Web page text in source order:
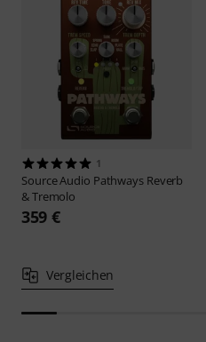
1
Source Audio Pathways Reverb
& Tremolo
359 €
Vergleichen